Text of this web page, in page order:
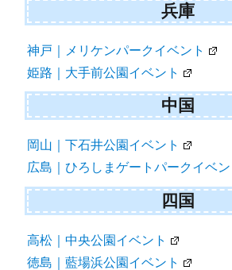
兵庫
神戸｜メリケンパークイベント
姫路｜大手前公園イベント
中国
岡山｜下石井公園イベント
広島｜ひろしまゲートパークイベン
四国
高松｜中央公園イベント
徳島｜藍場浜公園イベント